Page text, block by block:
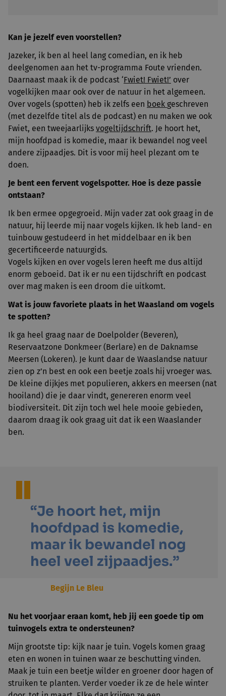
Kan je jezelf even voorstellen?
Jazeker, ik ben al heel lang comedian, en ik heb
deelgenomen aan het tv-programma Foute vrienden.
Daarnaast maak ik de podcast ‘Fwiet! Fwiet!’ over
vogelkijken maar ook over de natuur in het algemeen.
Over vogels (spotten) heb ik zelfs een boek geschreven
(met dezelfde titel als de podcast) en nu maken we ook
Fwiet, een tweejaarlijks vogeltijdschrift. Je hoort het,
mijn hoofdpad is komedie, maar ik bewandel nog veel
andere zijpaadjes. Dit is voor mij heel plezant om te
doen.
Je bent een fervent vogelspotter. Hoe is deze passie
ontstaan?
Ik ben ermee opgegroeid. Mijn vader zat ook graag in de
natuur, hij leerde mij naar vogels kijken. Ik heb land- en
tuinbouw gestudeerd in het middelbaar en ik ben
gecertificeerde natuurgids.
Vogels kijken en over vogels leren heeft me dus altijd
enorm geboeid. Dat ik er nu een tijdschrift en podcast
over mag maken is een droom die uitkomt.
Wat is jouw favoriete plaats in het Waasland om vogels
te spotten?
Ik ga heel graag naar de Doelpolder (Beveren),
Reservaatzone Donkmeer (Berlare) en de Daknamse
Meersen (Lokeren). Je kunt daar de Waaslandse natuur
zien op z’n best en ook een beetje zoals hij vroeger was.
De kleine dijkjes met populieren, akkers en meersen (nat
hooiland) die je daar vindt, genereren enorm veel
biodiversiteit. Dit zijn toch wel hele mooie gebieden,
daarom draag ik ook graag uit dat ik een Waaslander
ben.
“Je hoort het, mijn
hoofdpad is komedie,
maar ik bewandel nog
heel veel zijpaadjes.”
Begijn Le Bleu
Nu het voorjaar eraan komt, heb jij een goede tip om
tuinvogels extra te ondersteunen?
Mijn grootste tip: kijk naar je tuin. Vogels komen graag
eten en wonen in tuinen waar ze beschutting vinden.
Maak je tuin een beetje wilder en groener door hagen of
struiken te planten. Verder voeder ik ze de hele winter